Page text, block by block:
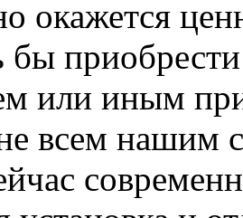
окажется
бы
или иным
всем нашим